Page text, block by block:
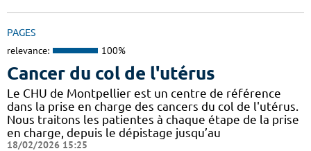
PAGES
relevance: 100%
Cancer du col de l'utérus
Le CHU de Montpellier est un centre de référence
dans la prise en charge des cancers du col de l'utérus.
Nous traitons les patientes à chaque étape de la prise
en charge, depuis le dépistage jusqu’au
18/02/2026 15:25